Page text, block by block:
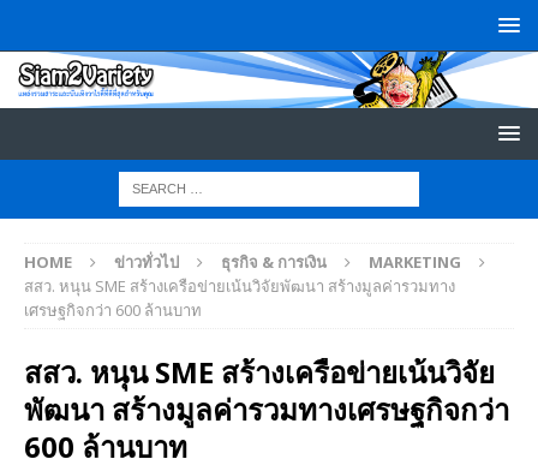
HOME ข่าวทั่วไป ธุรกิจ & การเงิน
MARKETING
สสว. หนุน SME สร้างเครือข่ายเน้นวิจัยพัฒนา สร้างมูลค่ารวมทาง
เศรษฐกิจกว่า 600 ล้านบาท
สสว. หนุน SME สร้างเครือข่ายเน้นวิจัย
พัฒนา สร้างมูลค่ารวมทางเศรษฐกิจกว่า
600 ล้านบาท